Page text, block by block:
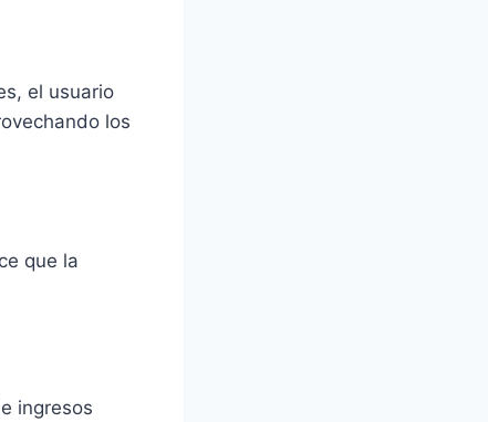
el usuario
los
que la
ingresos